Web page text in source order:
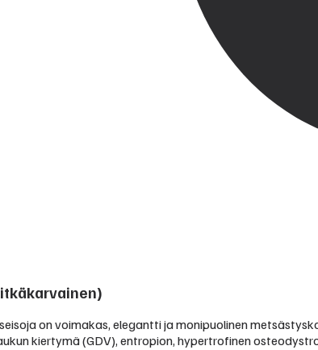
on voimakas, elegantti ja monipuolinen
kiertymä (GDV), entropion, hypertrofinen